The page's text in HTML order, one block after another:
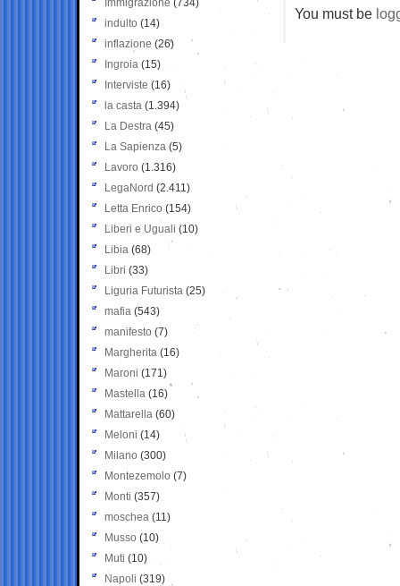
You must be
Immigrazione (734)
indulto (14)
inflazione (26)
Ingroia (15)
Interviste (16)
la casta (1.394)
La Destra (45)
La Sapienza (5)
Lavoro (1.316)
LegaNord (2.411)
Letta Enrico (154)
Liberi e Uguali (10)
Libia (68)
Libri (33)
Liguria Futurista (25)
mafia (543)
manifesto (7)
Margherita (16)
Maroni (171)
Mastella (16)
Mattarella (60)
Meloni (14)
Milano (300)
Montezemolo (7)
Monti (357)
moschea (11)
Musso (10)
Muti (10)
Napoli (319)